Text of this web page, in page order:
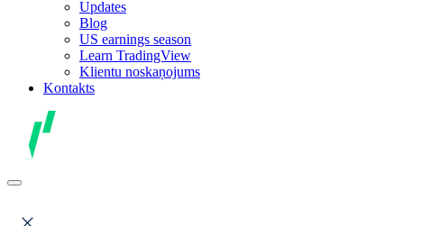
Updates
Blog
US earnings season
Learn TradingView
Klientu noskaņojums
Kontakts